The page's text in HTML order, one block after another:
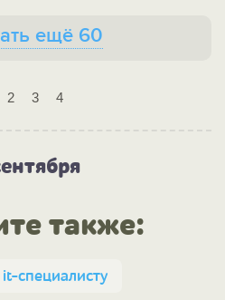
ещё 60
2 3 4
также:
специалисту